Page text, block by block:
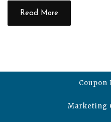
Read More
Coupon
Marketing